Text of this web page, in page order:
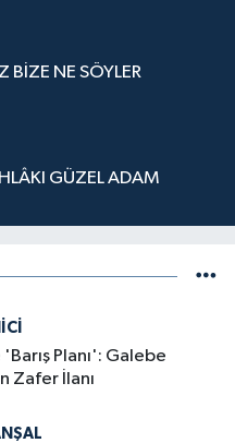
BİZE NE SÖYLER
GÜZEL ADAM
Planı': Galebe
Zafer İlanı